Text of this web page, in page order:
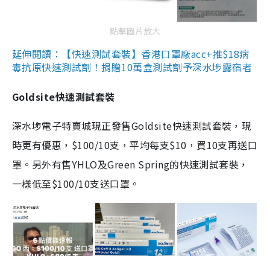
點擊圖片放大
延伸閱讀：【快速測試套裝】香港口罩廠acc+推$18病
毒抗原快速測試劑！捐贈10萬盒測試劑予深水埗露宿者
Goldsite快速測試套裝
深水埗電子特賣城現正發售Goldsite快速測試套裝，現
時更有優惠，$100/10支，平均每支$10，買10支再送口
罩。另外有售YHLO及Green Spring的快速測試套裝，
一樣低至$100/10支送口罩。